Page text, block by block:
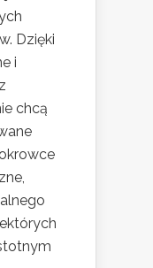
Dzięki
i
chcą